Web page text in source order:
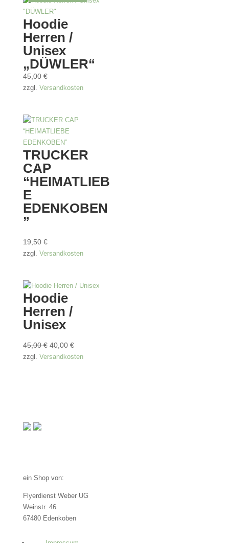
Hoodie
Herren /
Unisex
„DÜWLER“
45,00 €
zzgl. Versandkosten
TRUCKER
CAP
“HEIMATLIEB
E
EDENKOBEN
”
19,50 €
zzgl. Versandkosten
Hoodie
Herren /
Unisex
45,00€ Ursprünglicher
Preis
40,00 €Aktueller
Preis
zzgl. Versandkosten
ein Shop von:
Flyerdienst Weber UG
Weinstr. 46
67480 Edenkoben